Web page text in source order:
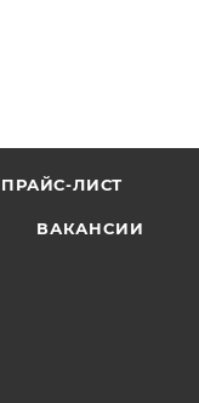
ПРАЙС-ЛИСТ
ВАКАНСИИ